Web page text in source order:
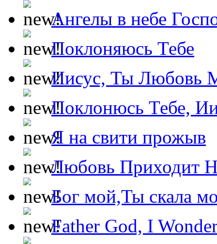
Ангелы в небе
Поклоняюсь Тебе
Иисус, Ты Любовь
Поклонюсь Тебе,
Я на свити прожыв
Любовь Приходит
Бог мой,Ты скала
Father God, I